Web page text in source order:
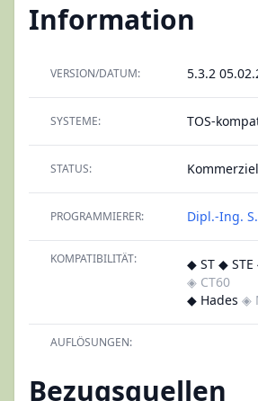
Information
VERSION/DATUM: 5.3.2
SYSTEME: TOS-
STATUS:
PROGRAMMIERER: Dipl.-Ing.
KOMPATIBILITÄT:
◆ ST ◆
◈ CT60
◆ Hades ◈
AUFLÖSUNGEN:
Bezugsquellen